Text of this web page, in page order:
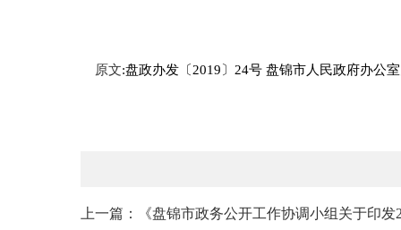
原文:盘政办发〔2019〕24号 盘锦市人民政府办公
上一篇：《盘锦市政务公开工作协调小组关于印